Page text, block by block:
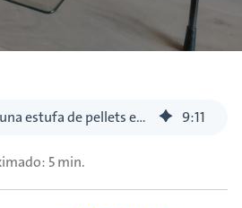
¿Puedo instalar una estufa de pellets en un piso? Requisitos y consejos 9:11
5 min.